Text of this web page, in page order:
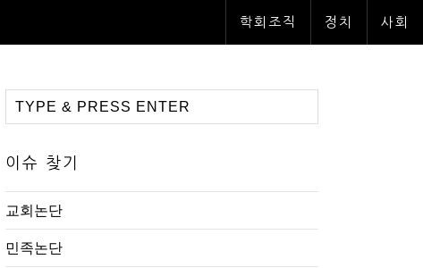
학회조직 정치 사회
이슈 찾기
교회논단
민족논단